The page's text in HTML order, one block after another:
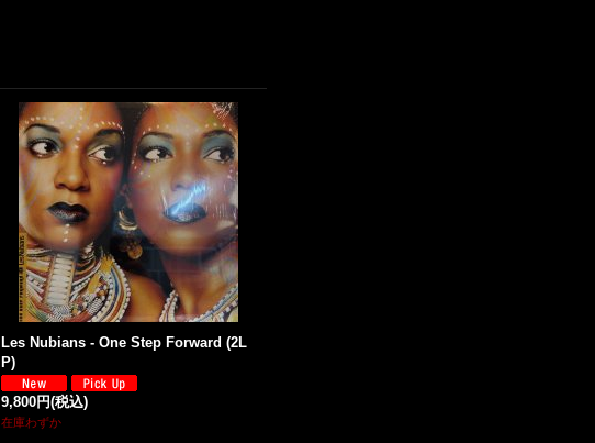
Les Nubians - One Step Forward (2L
P)
9,800円(税込)
在庫わずか